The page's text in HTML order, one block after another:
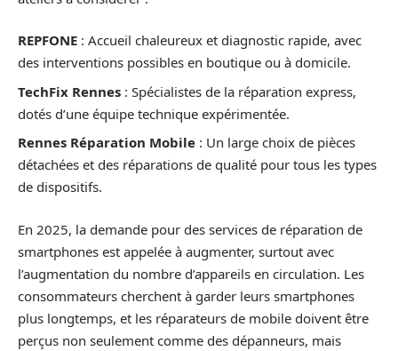
REPFONE : Accueil chaleureux et diagnostic rapide, avec
des interventions possibles en boutique ou à domicile.
TechFix Rennes : Spécialistes de la réparation express,
dotés d’une équipe technique expérimentée.
Rennes Réparation Mobile : Un large choix de pièces
détachées et des réparations de qualité pour tous les types
de dispositifs.
En 2025, la demande pour des services de réparation de
smartphones est appelée à augmenter, surtout avec
l’augmentation du nombre d’appareils en circulation. Les
consommateurs cherchent à garder leurs smartphones
plus longtemps, et les réparateurs de mobile doivent être
perçus non seulement comme des dépanneurs, mais